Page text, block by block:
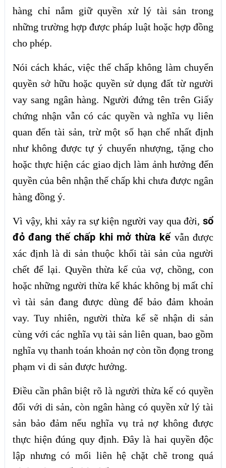
hàng chỉ nắm giữ quyền xử lý tài sản trong
những trường hợp được pháp luật hoặc hợp đồng
cho phép.
Nói cách khác, việc thế chấp không làm chuyển
quyền sở hữu hoặc quyền sử dụng đất từ người
vay sang ngân hàng. Người đứng tên trên Giấy
chứng nhận vẫn có các quyền và nghĩa vụ liên
quan đến tài sản, trừ một số hạn chế nhất định
như không được tự ý chuyển nhượng, tặng cho
hoặc thực hiện các giao dịch làm ảnh hưởng đến
quyền của bên nhận thế chấp khi chưa được ngân
hàng đồng ý.
Vì vậy, khi xảy ra sự kiện người vay qua đời,sổ
đỏ đang thế chấp khi mở thừa kế vẫn được
xác định là di sản thuộc khối tài sản của người
chết để lại. Quyền thừa kế của vợ, chồng, con
hoặc những người thừa kế khác không bị mất chỉ
vì tài sản đang được dùng để bảo đảm khoản
vay. Tuy nhiên, người thừa kế sẽ nhận di sản
cùng với các nghĩa vụ tài sản liên quan, bao gồm
nghĩa vụ thanh toán khoản nợ còn tồn đọng trong
phạm vi di sản được hưởng.
Điều cần phân biệt rõ là người thừa kế có quyền
đối với di sản, còn ngân hàng có quyền xử lý tài
sản bảo đảm nếu nghĩa vụ trả nợ không được
thực hiện đúng quy định. Đây là hai quyền độc
lập nhưng có mối liên hệ chặt chẽ trong quá